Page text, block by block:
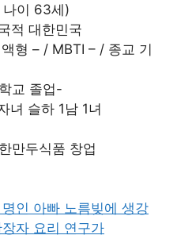
이 63세)
적 대한민국
형 – / MBTI – / 종교 기
교 졸업-
녀 슬하 1남 1녀
만두식품 창업
인 아빠 노름빚에 생강
자 요리 연구가